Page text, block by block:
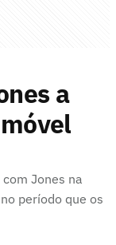
a
Jones na
período que os